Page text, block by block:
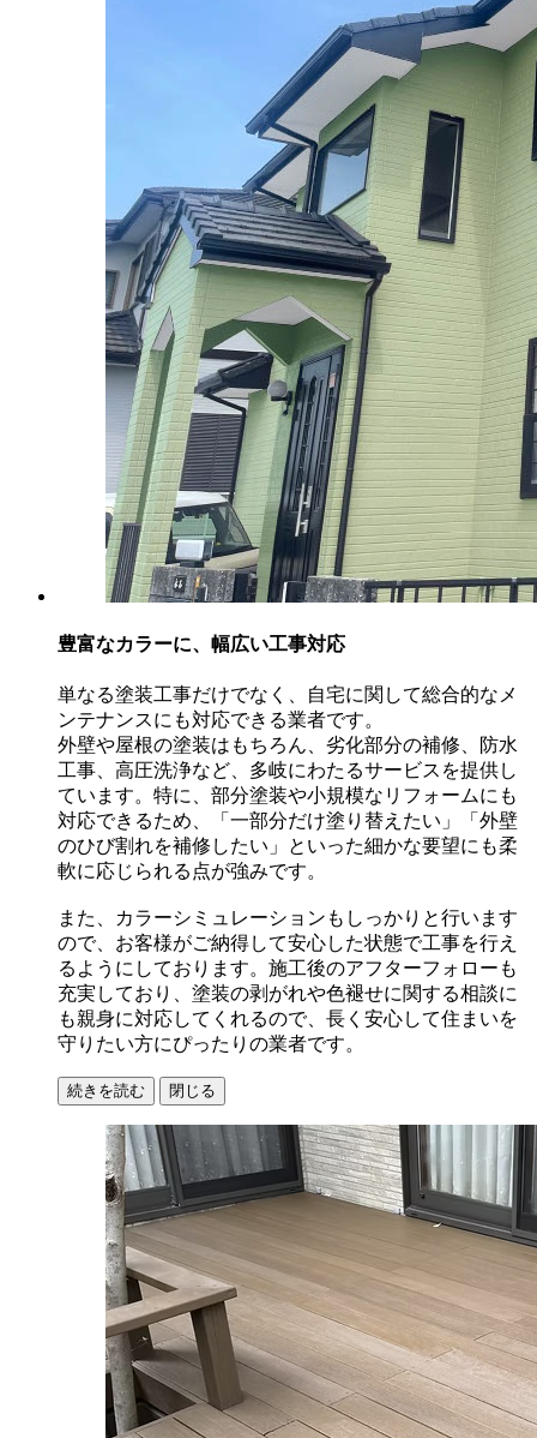
豊富なカラーに、幅広い工事対応
単なる塗装工事だけでなく、自宅に関して総合的なメ
ンテナンスにも対応できる業者です。
外壁や屋根の塗装はもちろん、劣化部分の補修、防水
工事、高圧洗浄など、多岐にわたるサービスを提供し
ています。特に、部分塗装や小規模なリフォームにも
対応できるため、「一部分だけ塗り替えたい」「外壁
のひび割れを補修したい」といった細かな要望にも柔
軟に応じられる点が強みです。
また、カラーシミュレーションもしっかりと行います
ので、お客様がご納得して安心した状態で工事を行え
るようにしております。施工後のアフターフォローも
充実しており、塗装の剥がれや色褪せに関する相談に
も親身に対応してくれるので、長く安心して住まいを
守りたい方にぴったりの業者です。
続きを読む 閉じる